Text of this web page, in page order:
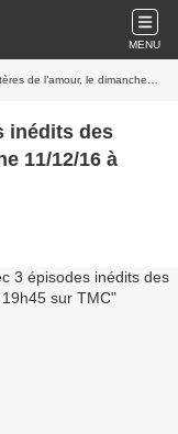
MENU
dimanche 11/12/16 à 19h45 sur TMC
inédits des
11/12/16 à